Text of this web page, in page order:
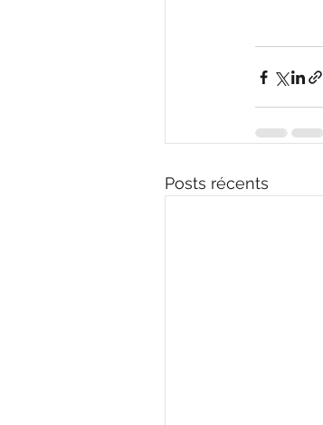
Posts récents